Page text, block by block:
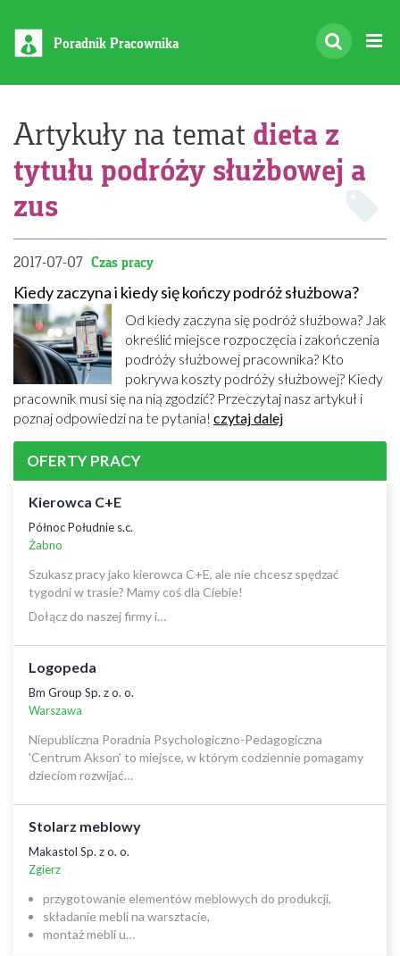
Poradnik Pracownika
Artykuły na temat dieta z
tytułu podróży służbowej a
zus
2017-07-07 Czas pracy
Kiedy zaczyna i kiedy się kończy podróż służbowa?
Od kiedy zaczyna się podróż służbowa? Jak
określić miejsce rozpoczęcia i zakończenia
podróży służbowej pracownika? Kto
pokrywa koszty podróży służbowej? Kiedy
pracownik musi się na nią zgodzić? Przeczytaj nasz artykuł i
poznaj odpowiedzi na te pytania! czytaj dalej
OFERTY PRACY
Kierowca C+E
Północ Południe s.c.
Żabno
Szukasz pracy jako kierowca C+E, ale nie chcesz spędzać
tygodni w trasie? Mamy coś dla Ciebie!
Dołącz do naszej firmy i…
Logopeda
Bm Group Sp. z o. o.
Warszawa
Niepubliczna Poradnia Psychologiczno-Pedagogiczna
'Centrum Akson' to miejsce, w którym codziennie pomagamy
dzieciom rozwijać…
Stolarz meblowy
Makastol Sp. z o. o.
Zgierz
przygotowanie elementów meblowych do produkcji,
składanie mebli na warsztacie,
montaż mebli u…